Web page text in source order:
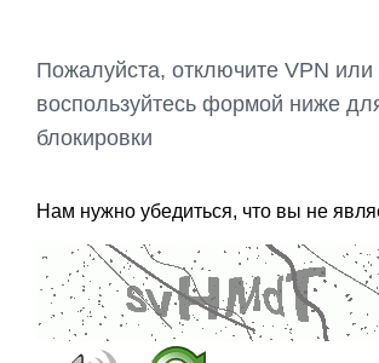
Пожалуйста, отключите VPN или
воспользуйтесь формой ниже
блокировки
Нам нужно убедиться, что вы не